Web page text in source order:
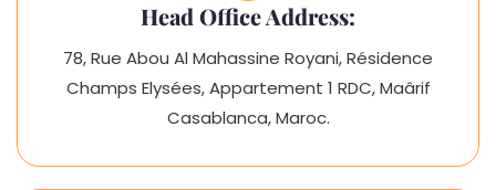
Head Office Address:
78, Rue Abou Al Mahassine Royani, Résidence
Champs Elysées, Appartement 1 RDC, Maârif
Casablanca, Maroc.